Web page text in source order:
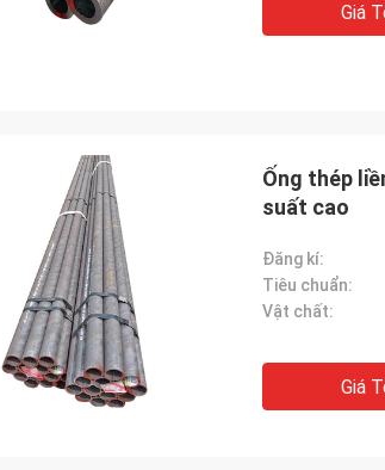
Giá
Ống thép
suất cao
Đăng kí:
Tiêu chuẩn:
Vật chất:
Giá